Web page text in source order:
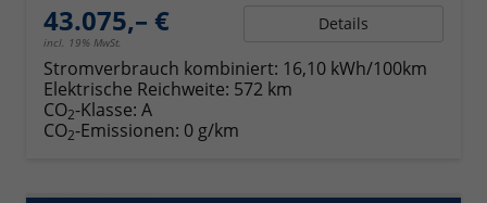
43.075,– €
incl. 19% MwSt.
Details
Stromverbrauch kombiniert: 16,10 kWh/100km
Elektrische Reichweite: 572 km
CO2-Klasse: A
CO2-Emissionen: 0 g/km